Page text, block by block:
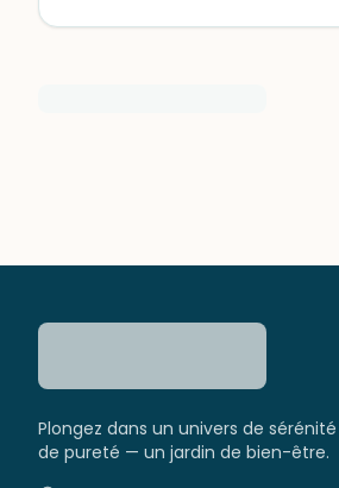
Plongez dans un univers de
de pureté — un jardin de bien-être.